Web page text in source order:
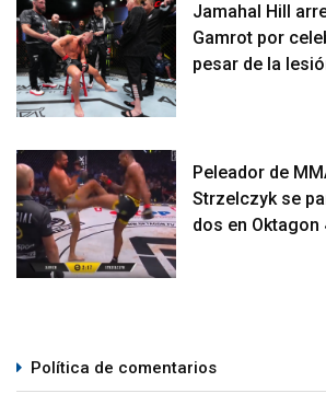
Jamahal Hill
Gamrot por
pesar de la
Peleador de
Strzelczyk se
dos en Oktagon
Política de comentarios